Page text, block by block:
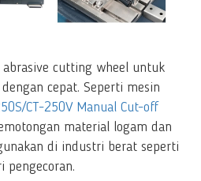
abrasive cutting wheel untuk
cepat. Seperti mesin
CT-250V Manual Cut-off
material logam dan
di industri berat seperti
pengecoran.